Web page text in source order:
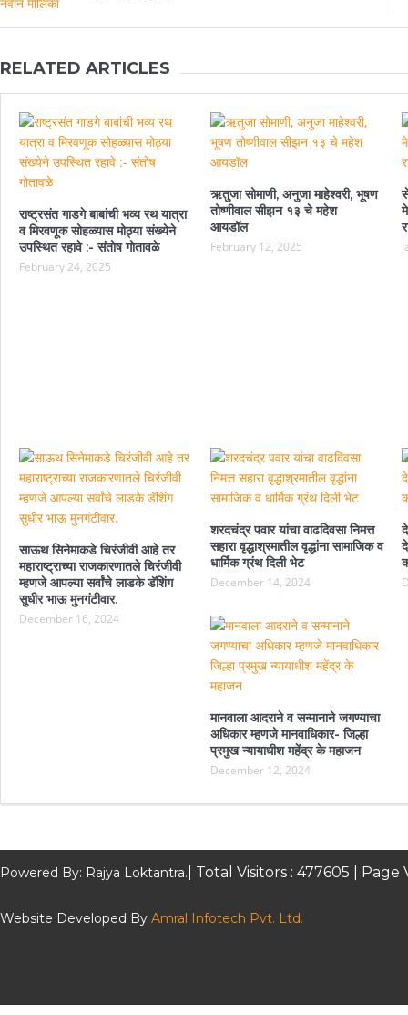
RELATED ARTICLES
राष्ट्रसंत गाडगे बाबांची भव्य रथ यात्रा
व मिरवणूक सोहळ्यास मोठ्या संख्येने
उपस्थित रहावे :- संतोष गोतावळे
February 24, 2025
ऋतुजा सोमाणी, अनुजा माहेश्वरी, भूषण
तोष्णीवाल सीझन १३ चे महेश
आयडॉल
February 12, 2025
साऊथ सिनेमाकडे चिरंजीवी आहे तर
महाराष्ट्राच्या राजकारणातले चिरंजीवी
म्हणजे आपल्या सर्वांचे लाडके डॅशिंग
सुधीर भाऊ मुनगंटीवार.
December 16, 2024
शरदचंद्र पवार यांचा वाढदिवसा निमत्त
सहारा वृद्धाश्रमातील वृद्धांना सामाजिक व
धार्मिक ग्रंथ दिली भेट
December 14, 2024
मानवाला आदराने व सन्मानाने जगण्याचा
अधिकार म्हणजे मानवाधिकार- जिल्हा
प्रमुख न्यायाधीश महेंद्र के महाजन
December 12, 2024
Powered By: Rajya Loktantra. | Total Visitors : 477605 | Page
Website Developed By Amral Infotech Pvt. Ltd.